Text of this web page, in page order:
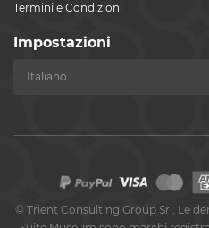
Termini e Condizioni
Impostazioni
© Trient Consulting Group Srl. Le